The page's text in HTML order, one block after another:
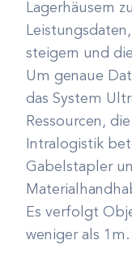
Lagerhäusern
steigern und
Um genaue
das System
Ressourcen,
Intralogistik
Gabelstapler
Es verfolgt
weniger als 1m.